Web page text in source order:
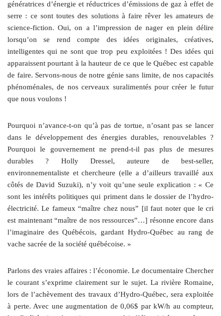
génératrices d’énergie et réductrices d’émissions de gaz à effet de
serre : ce sont toutes des solutions à faire rêver les amateurs de
science-fiction. Oui, on a l’impression de nager en plein délire
lorsqu’on se rend compte des idées originales, créatives,
intelligentes qui ne sont que trop peu exploitées ! Des idées qui
apparaissent pourtant à la hauteur de ce que le Québec est capable
de faire. Servons-nous de notre génie sans limite, de nos capacités
phénoménales, de nos cerveaux suralimentés pour créer le futur
que nous voulons !
Pourquoi n’avance-t-on qu’à pas de tortue, n’osant pas se lancer
dans le développement des énergies durables, renouvelables ?
Pourquoi le gouvernement ne prend-t-il pas plus de mesures
durables ? Holly Dressel, auteure de best-seller,
environnementaliste et chercheure (elle a d’ailleurs travaillé aux
côtés de David Suzuki), n’y voit qu’une seule explication : « Ce
sont les intérêts politiques qui priment dans le dossier de l’hydro-
électricité. Le fameux “maître chez nous” [il faut noter que le cri
est maintenant “maître de nos ressources”…] résonne encore dans
l’imaginaire des Québécois, gardant Hydro-Québec au rang de
vache sacrée de la société québécoise. »
Parlons des vraies affaires : l’économie. Le documentaire Chercher
le courant s’exprime clairement sur le sujet. La rivière Romaine,
lors de l’achèvement des travaux d’Hydro-Québec, sera exploitée
à perte. Avec une augmentation de 0,06$ par kW/h au compteur,